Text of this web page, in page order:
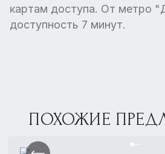
картам доступа. От метро
доступность 7 минут.
ПОХОЖИЕ